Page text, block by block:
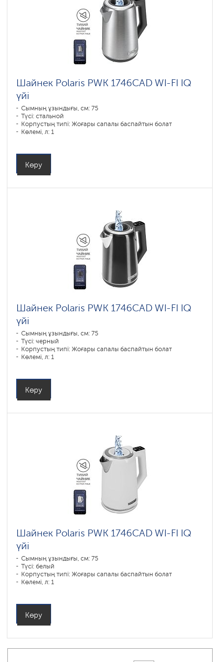
Шайнек Polaris PWK 1746CAD WI-FI IQ
үйі
Сымның ұзындығы, см: 75
Түсі: стальной
Корпустың типі: Жоғары сапалы баспайтын болат
Көлемі, л: 1
Көру
Шайнек Polaris PWK 1746CAD WI-FI IQ
үйі
Сымның ұзындығы, см: 75
Түсі: черный
Корпустың типі: Жоғары сапалы баспайтын болат
Көлемі, л: 1
Көру
Шайнек Polaris PWK 1746CAD WI-FI IQ
үйі
Сымның ұзындығы, см: 75
Түсі: белый
Корпустың типі: Жоғары сапалы баспайтын болат
Көлемі, л: 1
Көру